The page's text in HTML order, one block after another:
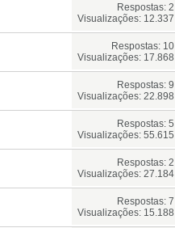
Respostas: 2
Visualizações: 12.337
Respostas: 10
Visualizações: 17.868
Respostas: 9
Visualizações: 22.898
Respostas: 5
Visualizações: 55.615
Respostas: 2
Visualizações: 27.184
Respostas: 7
Visualizações: 15.188